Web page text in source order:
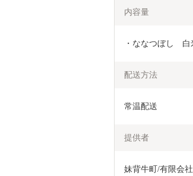
内容量
・ななつぼし　
配送方法
常温配送
提供者
妹背牛町/有限会